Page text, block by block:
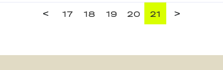
< 17 18 19 20 21 >